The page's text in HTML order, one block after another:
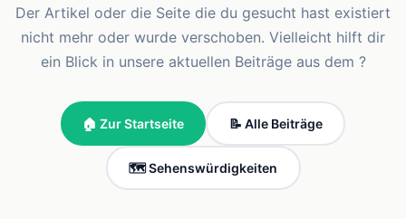
Der Artikel oder die Seite die du gesucht hast existiert
nicht mehr oder wurde verschoben. Vielleicht hilft dir
ein Blick in unsere aktuellen Beiträge aus dem ?
🏠 Zur Startseite 📝 Alle Beiträge
🗺️ Sehenswürdigkeiten